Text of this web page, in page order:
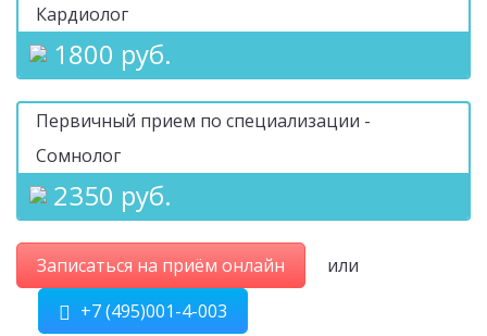
Кардиолог
1800 руб.
Первичный прием по специализации -
Сомнолог
2350 руб.
Записаться на приём онлайн
или
+7 (495)001-4-003